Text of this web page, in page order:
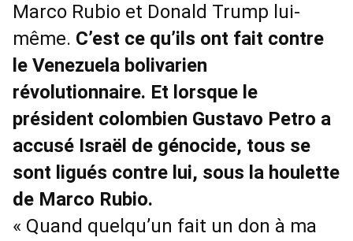
Marco Rubio et Donald Trump lui-
même. C’est ce qu’ils ont fait contre
le Venezuela bolivarien
révolutionnaire. Et lorsque le
président colombien Gustavo Petro a
accusé Israël de génocide, tous se
sont ligués contre lui, sous la houlette
de Marco Rubio.
« Quand quelqu’un fait un don à ma